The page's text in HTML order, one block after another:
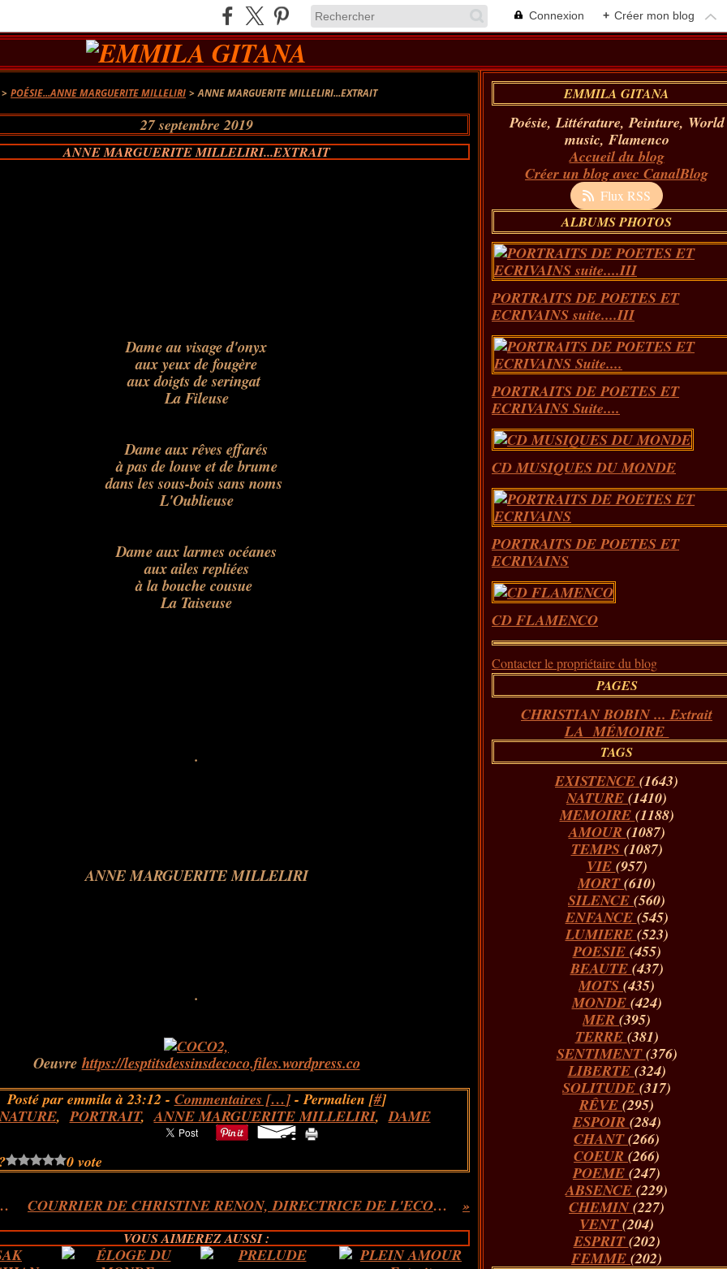
Connexion + Créer mon blog
> POÉSIE...ANNE MARGUERITE MILLELIRI > ANNE MARGUERITE MILLELIRI...EXTRAIT
27 septembre 2019
ANNE MARGUERITE MILLELIRI...EXTRAIT
Dame au visage d'onyx
aux yeux de fougère
aux doigts de seringat
La Fileuse
Dame aux rêves effarés
à pas de louve et de brume
dans les sous-bois sans noms
L'Oublieuse
Dame aux larmes océanes
aux ailes repliées
à la bouche cousue
La Taiseuse
.
ANNE MARGUERITE MILLELIRI
.
Oeuvre https://lesptitsdessinsdecoco.files.wordpress.co
Posté par emmila à 23:12 - Commentaires […]- Permalien [#]
,PORTRAIT,ANNE MARGUERITE MILLELIRI,DAME
0 vote
SAGESSE COURRIER DE CHRISTINE RENON, DIRECTRICE DE L'ECOLE MEHUL DE PANTIN, A L'INSPECTION ACADEMIQUE....AVANT DE SE SUICIDER
VOUS AIMEREZ AUSSI :
EMMILA GITANA
Poésie, Littérature, Peinture, World
music, Flamenco
Accueil du blog
Créer un blog avec CanalBlog
Flux RSS
ALBUMS PHOTOS
PORTRAITS DE POETES ET
ECRIVAINS suite....III
PORTRAITS DE POETES ET
ECRIVAINS Suite....
CD MUSIQUES DU MONDE
PORTRAITS DE POETES ET
ECRIVAINS
CD FLAMENCO
Contacter le propriétaire du blog
PAGES
CHRISTIAN BOBIN ... Extrait
LA MÉMOIRE
TAGS
EXISTENCE (1643)
NATURE (1410)
MEMOIRE (1188)
AMOUR (1087)
TEMPS (1087)
VIE (957)
MORT(610)
SILENCE (560)
ENFANCE (545)
LUMIERE (523)
POESIE (455)
BEAUTE (437)
MOTS (435)
MONDE (424)
MER (395)
TERRE (381)
SENTIMENT(376)
LIBERTE (324)
SOLITUDE (317)
RÊVE (295)
ESPOIR (284)
CHANT(266)
COEUR (266)
POEME (247)
ABSENCE (229)
CHEMIN(227)
VENT(204)
ESPRIT(202)
FEMME (202)